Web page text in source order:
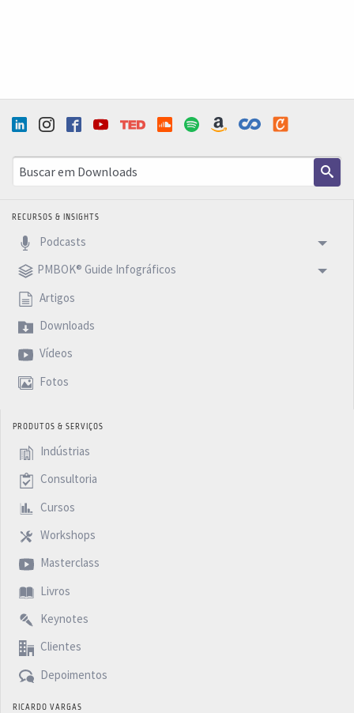
RECURSOS & INSIGHTS
Podcasts
PMBOK® Guide Infográficos
Artigos
Downloads
Vídeos
Fotos
PRODUTOS & SERVIÇOS
Indústrias
Consultoria
Cursos
Workshops
Masterclass
Livros
Keynotes
Clientes
Depoimentos
RICARDO VARGAS